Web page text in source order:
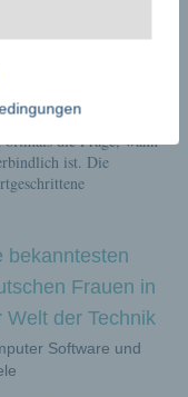
besonders
welche
dann ist ein Vertrag
die Frage, wann
ist. Die
bekanntesten
Frauen in
Welt der Technik
Software und